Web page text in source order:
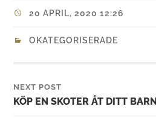
20 APRIL, 2020 12:26
OKATEGORISERADE
NEXT POST
KÖP EN SKOTER ÅT DITT BARN